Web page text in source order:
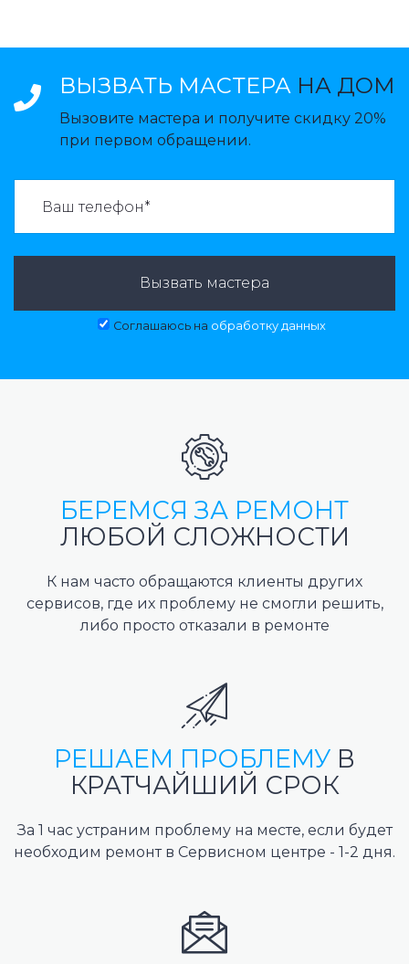
ВЫЗВАТЬ МАСТЕРА НА ДОМ
Вызовите мастера и получите скидку 20%
при первом обращении.
Вызвать мастера
Соглашаюсь на обработку данных
БЕРЕМСЯ ЗА РЕМОНТ
ЛЮБОЙ СЛОЖНОСТИ
К нам часто обращаются клиенты других
сервисов, где их проблему не смогли решить,
либо просто отказали в ремонте
РЕШАЕМ ПРОБЛЕМУ В
КРАТЧАЙШИЙ СРОК
За 1 час устраним проблему на месте, если будет
необходим ремонт в Сервисном центре - 1-2 дня.